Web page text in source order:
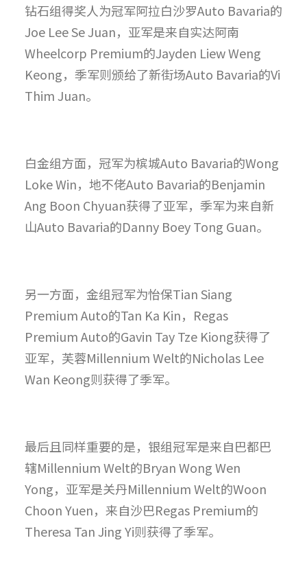
钻石组得奖人为冠军阿拉白沙罗Auto Bavaria的
Joe Lee Se Juan，亚军是来自实达阿南
Wheelcorp Premium的Jayden Liew Weng
Keong，季军则颁给了新街场Auto Bavaria的Vi
Thim Juan。
白金组方面，冠军为槟城Auto Bavaria的Wong
Loke Win，地不佬Auto Bavaria的Benjamin
Ang Boon Chyuan获得了亚军，季军为来自新
山Auto Bavaria的Danny Boey Tong Guan。
另一方面，金组冠军为怡保Tian Siang
Premium Auto的Tan Ka Kin，Regas
Premium Auto的Gavin Tay Tze Kiong获得了
亚军，芙蓉Millennium Welt的Nicholas Lee
Wan Keong则获得了季军。
最后且同样重要的是，银组冠军是来自巴都巴
辖Millennium Welt的Bryan Wong Wen
Yong，亚军是关丹Millennium Welt的Woon
Choon Yuen，来自沙巴Regas Premium的
Theresa Tan Jing Yi则获得了季军。